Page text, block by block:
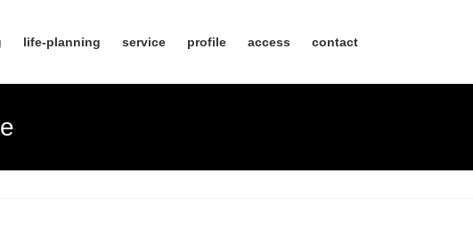
life-planning service profile access contact